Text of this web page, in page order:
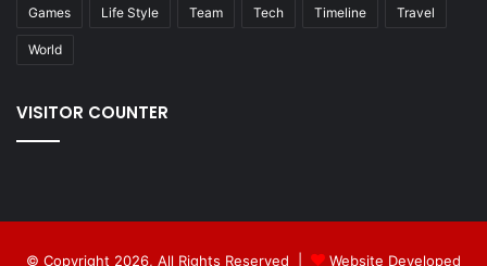
Games Life Style Team Tech Timeline Travel
World
VISITOR COUNTER
© Copyright 2026, All Rights Reserved | Website Developed